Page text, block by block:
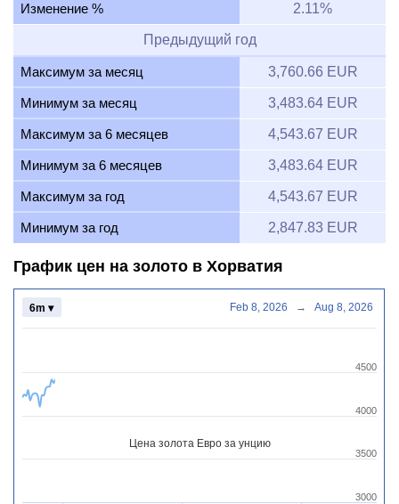
Изменение % 2.11%
Предыдущий год
Максимум за месяц 3,760.66 EUR
Минимум за месяц 3,483.64 EUR
Максимум за 6 месяцев 4,543.67 EUR
Минимум за 6 месяцев 3,483.64 EUR
Максимум за год 4,543.67 EUR
Минимум за год 2,847.83 EUR
График цен на золото в Хорватия
Цена золота Евро за унцию
3500
4000
4500
3000
6m ▾ Feb 8, 2026 → Aug 8, 2026